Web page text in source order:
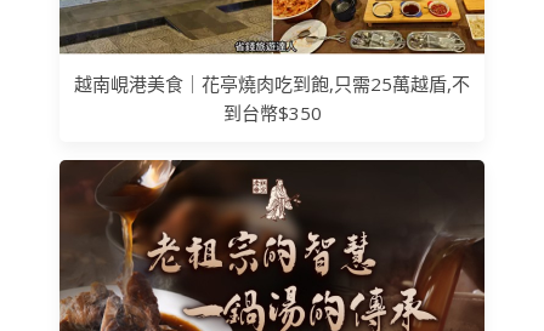
越南峴港美食｜花亭燒肉吃到飽,只需25萬越盾,不
到台幣$350